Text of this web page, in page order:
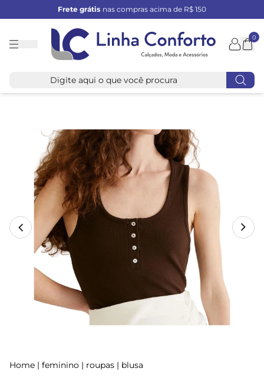
Frete grátis nas compras acima de R$ 150
Linha
0
Home | feminino | roupas | blusa